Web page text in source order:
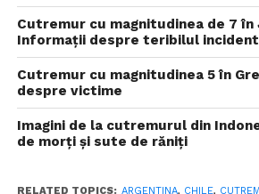
Cutremur cu magnitudinea de 7 în
Informații despre teribilul incident
Cutremur cu magnitudinea 5 în
despre victime
Imagini de la cutremurul din
de morți și sute de răniți
RELATED TOPICS: ARGENTINA, CHILE,